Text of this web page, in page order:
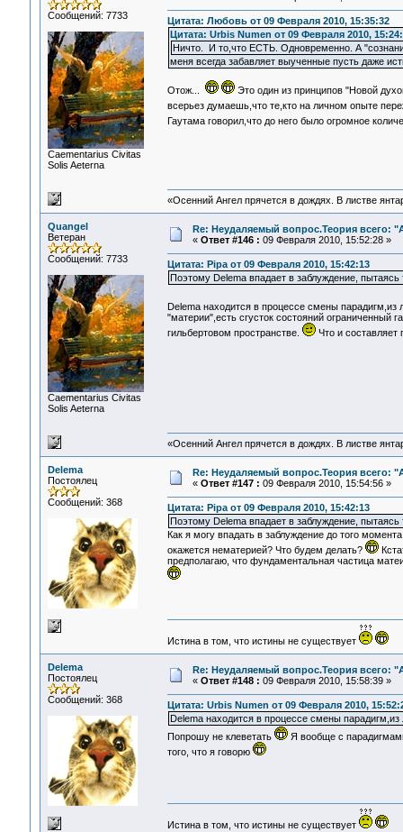
Сообщений: 7733
Сaementarius Civitas
Solis Aeterna
Цитата: Любовь от 09 Февраля 2010, 15:35:32
Цитата: Urbis Numen от 09 Февраля 2010,
Ничто. И то,что ЕСТЬ. Одновременно. А
меня всегда забавляет выученные пусть даже
Отож...
Это один из принципов "Новой
всерьез думаешь,что те,кто на личном опыте
Гаутама говорил,что до него было огромное
«Осенний Ангел прячется в дождях. В листве
Quangel
Ветеран
Сообщений: 7733
Сaementarius Civitas
Solis Aeterna
Re: Неудаляемый вопрос.Теория всего:
« Ответ #146 : 09 Февраля 2010, 15:52:28 »
Цитата: Pipa от 09 Февраля 2010, 15:42:13
Поэтому Delema впадает в заблуждение,
Delema находится в процессе смены парадигм,из
"материи",есть сгусток состояний ограниченный
гильбертовом пространстве.
Что и составляет
«Осенний Ангел прячется в дождях. В листве
Delema
Постоялец
Сообщений: 368
Re: Неудаляемый вопрос.Теория всего:
« Ответ #147 : 09 Февраля 2010, 15:54:56 »
Цитата: Pipa от 09 Февраля 2010, 15:42:13
Поэтому Delema впадает в заблуждение,
Как я могу впадать в заблуждение до того
окажется нематерией? Что будем делать?
предполагаю, что фундаментальная частица
Истина в том, что истины не существует
Delema
Постоялец
Сообщений: 368
Re: Неудаляемый вопрос.Теория всего:
« Ответ #148 : 09 Февраля 2010, 15:58:39 »
Цитата: Urbis Numen от 09 Февраля 2010,
Delema находится в процессе смены
Попрошу не клеветать
Я вообще с
того, что я говорю
Истина в том, что истины не существует